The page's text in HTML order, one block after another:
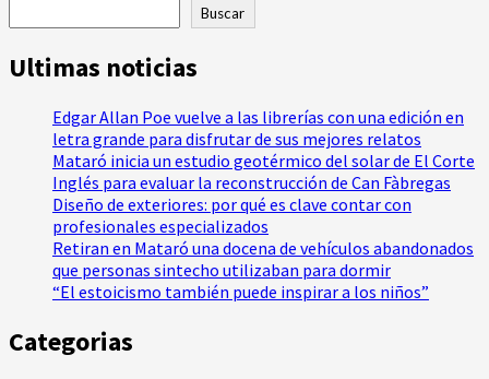
Buscar
Ultimas noticias
Edgar Allan Poe vuelve a las librerías con una edición en
letra grande para disfrutar de sus mejores relatos
Mataró inicia un estudio geotérmico del solar de El Corte
Inglés para evaluar la reconstrucción de Can Fàbregas
Diseño de exteriores: por qué es clave contar con
profesionales especializados
Retiran en Mataró una docena de vehículos abandonados
que personas sintecho utilizaban para dormir
“El estoicismo también puede inspirar a los niños”
Categorias